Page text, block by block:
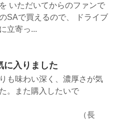
いただいてからのファンで
SAで買えるので、 ドライブ
立寄っ...
に入りました
も味わい深く、濃厚さが気
。また購入したいで
。
長